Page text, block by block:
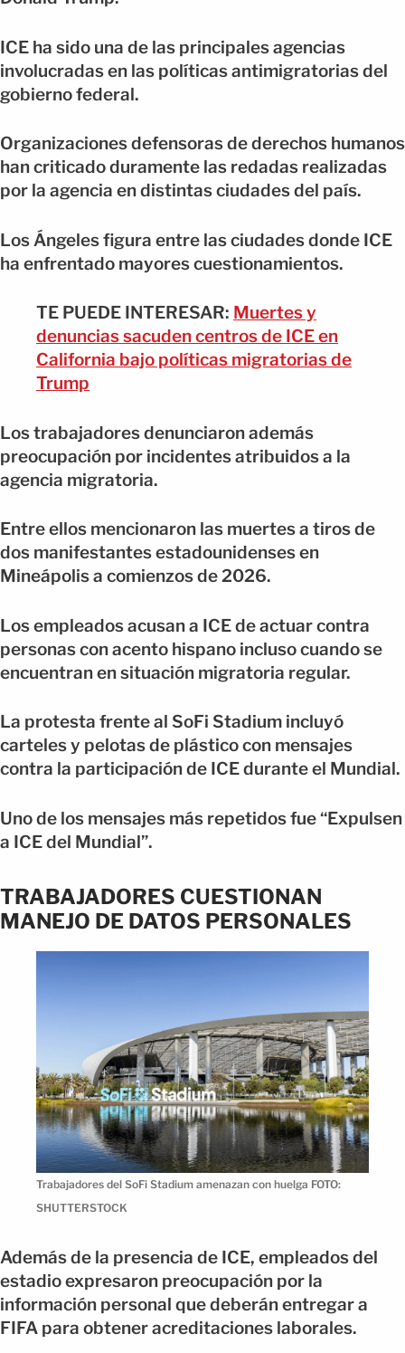
ICE ha sido una de las principales agencias
involucradas en las políticas antimigratorias del
gobierno federal.
Organizaciones defensoras de derechos humanos
han criticado duramente las redadas realizadas
por la agencia en distintas ciudades del país.
Los Ángeles figura entre las ciudades donde ICE
ha enfrentado mayores cuestionamientos.
TE PUEDE INTERESAR: Muertes y
denuncias sacuden centros de ICE en
California bajo políticas migratorias de
Trump
Los trabajadores denunciaron además
preocupación por incidentes atribuidos a la
agencia migratoria.
Entre ellos mencionaron las muertes a tiros de
dos manifestantes estadounidenses en
Mineápolis a comienzos de 2026.
Los empleados acusan a ICE de actuar contra
personas con acento hispano incluso cuando se
encuentran en situación migratoria regular.
La protesta frente al SoFi Stadium incluyó
carteles y pelotas de plástico con mensajes
contra la participación de ICE durante el Mundial.
Uno de los mensajes más repetidos fue “Expulsen
a ICE del Mundial”.
TRABAJADORES CUESTIONAN
MANEJO DE DATOS PERSONALES
Trabajadores del SoFi Stadium amenazan con huelga FOTO:
SHUTTERSTOCK
Además de la presencia de ICE, empleados del
estadio expresaron preocupación por la
información personal que deberán entregar a
FIFA para obtener acreditaciones laborales.